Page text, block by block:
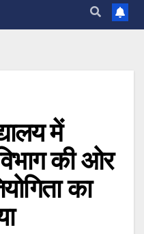
में
की ओर
का